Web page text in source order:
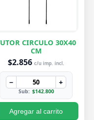
CIRCULO 30X40
CM
$2.856 c/u imp. incl.
− +
Sub: $142.800
Agregar al carrito